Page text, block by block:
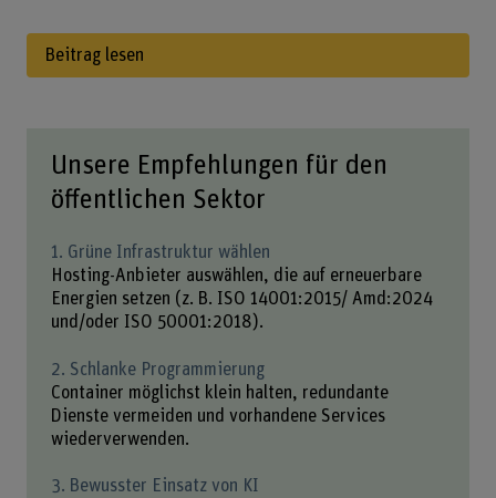
Beitrag lesen
Unsere Empfehlungen für den
öffentlichen Sektor
1. Grüne Infrastruktur wählen
Hosting-Anbieter auswählen, die auf erneuerbare
Energien setzen (z. B. ISO 14001:2015/ Amd:2024
und/oder ISO 50001:2018).
2. Schlanke Programmierung
Container möglichst klein halten, redundante
Dienste vermeiden und vorhandene Services
wiederverwenden.
3. Bewusster Einsatz von KI